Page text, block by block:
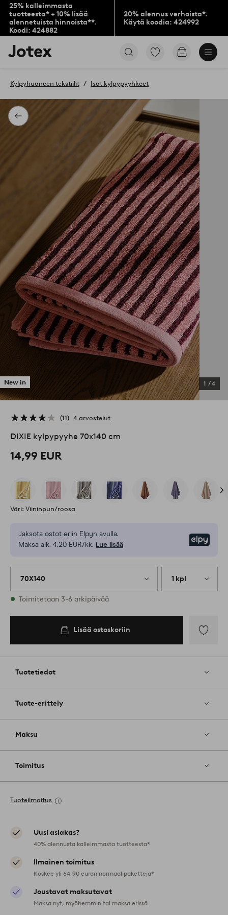
25% kalleimmasta
tuotteesta* + 10% lisää
alennetuista hinnoista**.
Koodi: 424882
20% alennus verhoista*.
Käytä koodia: 424992
Jotex-
logo
aloitussivulle
Siirry
Siirry
Takaisin
Kylpyhuoneen tekstiilit Isot kylpypyyhkeet
New in 1 /4
11 4 arvostelut
DIXIE kylpypyyhe 70x140 cm
14,99 EUR
Väri: Viininpun/roosa
Jaksota ostot eriin Elpyn avulla.
Maksa alk. 4,20 EUR/kk. Lue lisää
70X140 1 kpl
Varastossa
Toimitetaan 3-6 arkipäivää
Lisää ostoskoriin
Tuotetiedot
Tuote-erittely
Maksu
Toimitus
Tuoteilmoitus
Uusi asiakas?
40% alennusta kalleimmasta tuotteesta*
Ilmainen toimitus
Koskee yli 64,90 euron normaalipaketteja*
Joustavat maksutavat
Maksa nyt, myöhemmin tai maksa erissä